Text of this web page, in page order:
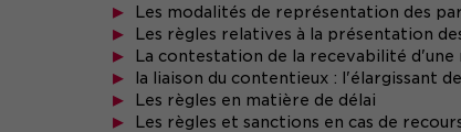
Les modalités de représentation des
Les règles relatives à la présentation
La contestation de la recevabilité d'une
la liaison du contentieux : l'élargissant
Les règles en matière de délai
Les règles et sanctions en cas de